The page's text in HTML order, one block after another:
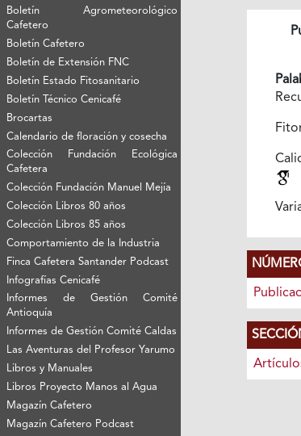
Boletín Agrometeorológico
Cafetero
Boletín Cafetero
Boletín de Extensión FNC
Boletín Estado Fitosanitario
Boletín Técnico Cenicafé
Brocartas
Calendario de floración y cosecha
Colección Fundación Ecológica
Cafetera
Colección Fundación Manuel Mejía
Colección Libros 80 años
Colección Libros 85 años
Comportamiento de la Industria
Finca Cafetera Santander Podcast
Infografías Cenicafé
Informes de Gestión Comité
Antioquía
Informes de Gestión Comité Caldas
Las Aventuras del Profesor Yarumo
Libros y Manuales
Libros Proyecto Manos al Agua
Magazín Cafetero
Magazín Cafetero Podcast